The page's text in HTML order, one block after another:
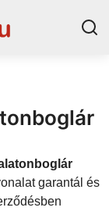
garantál és